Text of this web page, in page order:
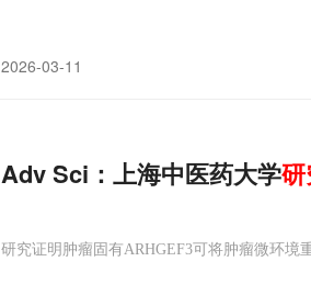
2026-03-11
Adv Sci：上海中医药大学
研究证明肿瘤固有ARHGEF3可将肿瘤微环境